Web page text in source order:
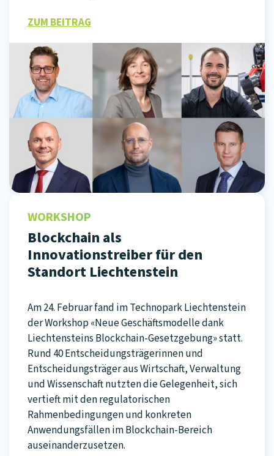
ZUM BEITRAG
WORKSHOP
Blockchain als
Innovationstreiber für den
Standort Liechtenstein
Am 24. Februar fand im Technopark Liechtenstein
der Workshop «Neue Geschäftsmodelle dank
Liechtensteins Blockchain-Gesetzgebung» statt.
Rund 40 Entscheidungsträgerinnen und
Entscheidungsträger aus Wirtschaft, Verwaltung
und Wissenschaft nutzten die Gelegenheit, sich
vertieft mit den regulatorischen
Rahmenbedingungen und konkreten
Anwendungsfällen im Blockchain-Bereich
auseinanderzusetzen.